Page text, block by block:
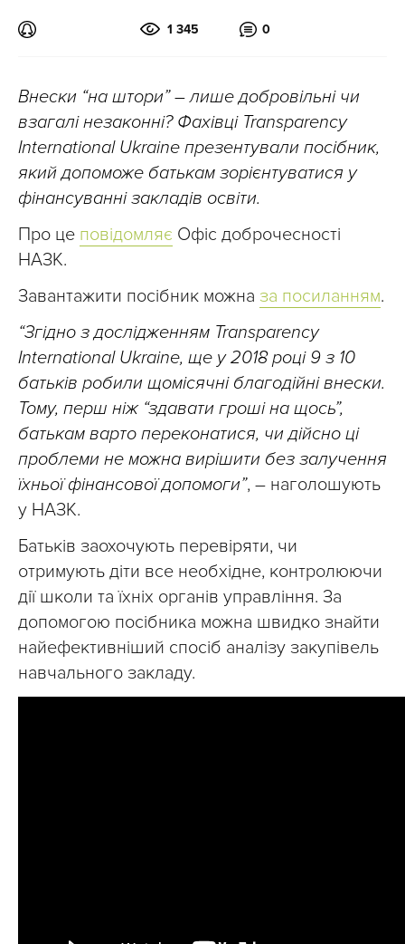
1 345 0
Внески “на штори” – лише добровільні чи
взагалі незаконні? Фахівці Transparency
International Ukraine презентували посібник,
який допоможе батькам зорієнтуватися у
фінансуванні закладів освіти.
Про це повідомляє Офіс доброчесності
НАЗК.
Завантажити посібник можна за посиланням.
“Згідно з дослідженням Transparency
International Ukraine, ще у 2018 році 9 з 10
батьків робили щомісячні благодійні внески.
Тому, перш ніж “здавати гроші на щось”,
батькам варто переконатися, чи дійсно ці
проблеми не можна вирішити без залучення
їхньої фінансової допомоги”, – наголошують
у НАЗК.
Батьків заохочують перевіряти, чи
отримують діти все необхідне, контролюючи
дії школи та їхніх органів управління. За
допомогою посібника можна швидко знайти
найефективніший спосіб аналізу закупівель
навчального закладу.